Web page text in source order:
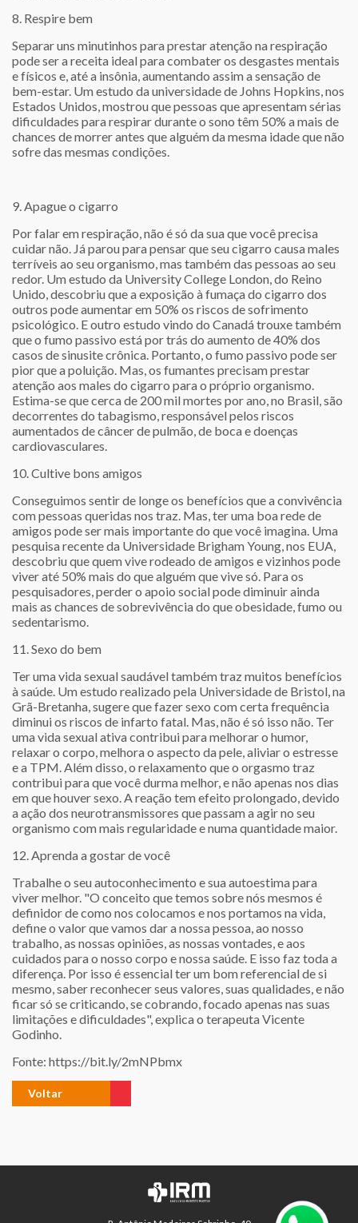
8. Respire bem
Separar uns minutinhos para prestar atenção na respiração
pode ser a receita ideal para combater os desgastes mentais
e físicos e, até a insônia, aumentando assim a sensação de
bem-estar. Um estudo da universidade de Johns Hopkins, nos
Estados Unidos, mostrou que pessoas que apresentam sérias
dificuldades para respirar durante o sono têm 50% a mais de
chances de morrer antes que alguém da mesma idade que não
sofre das mesmas condições.
9. Apague o cigarro
Por falar em respiração, não é só da sua que você precisa
cuidar não. Já parou para pensar que seu cigarro causa males
terríveis ao seu organismo, mas também das pessoas ao seu
redor. Um estudo da University College London, do Reino
Unido, descobriu que a exposição à fumaça do cigarro dos
outros pode aumentar em 50% os riscos de sofrimento
psicológico. E outro estudo vindo do Canadá trouxe também
que o fumo passivo está por trás do aumento de 40% dos
casos de sinusite crônica. Portanto, o fumo passivo pode ser
pior que a poluição. Mas, os fumantes precisam prestar
atenção aos males do cigarro para o próprio organismo.
Estima-se que cerca de 200 mil mortes por ano, no Brasil, são
decorrentes do tabagismo, responsável pelos riscos
aumentados de câncer de pulmão, de boca e doenças
cardiovasculares.
10. Cultive bons amigos
Conseguimos sentir de longe os benefícios que a convivência
com pessoas queridas nos traz. Mas, ter uma boa rede de
amigos pode ser mais importante do que você imagina. Uma
pesquisa recente da Universidade Brigham Young, nos EUA,
descobriu que quem vive rodeado de amigos e vizinhos pode
viver até 50% mais do que alguém que vive só. Para os
pesquisadores, perder o apoio social pode diminuir ainda
mais as chances de sobrevivência do que obesidade, fumo ou
sedentarismo.
11. Sexo do bem
Ter uma vida sexual saudável também traz muitos benefícios
à saúde. Um estudo realizado pela Universidade de Bristol, na
Grã-Bretanha, sugere que fazer sexo com certa frequência
diminui os riscos de infarto fatal. Mas, não é só isso não. Ter
uma vida sexual ativa contribui para melhorar o humor,
relaxar o corpo, melhora o aspecto da pele, aliviar o estresse
e a TPM. Além disso, o relaxamento que o orgasmo traz
contribui para que você durma melhor, e não apenas nos dias
em que houver sexo. A reação tem efeito prolongado, devido
a ação dos neurotransmissores que passam a agir no seu
organismo com mais regularidade e numa quantidade maior.
12. Aprenda a gostar de você
Trabalhe o seu autoconhecimento e sua autoestima para
viver melhor. "O conceito que temos sobre nós mesmos é
definidor de como nos colocamos e nos portamos na vida,
define o valor que vamos dar a nossa pessoa, ao nosso
trabalho, as nossas opiniões, as nossas vontades, e aos
cuidados para o nosso corpo e nossa saúde. E isso faz toda a
diferença. Por isso é essencial ter um bom referencial de si
mesmo, saber reconhecer seus valores, suas qualidades, e não
ficar só se criticando, se cobrando, focado apenas nas suas
limitações e dificuldades", explica o terapeuta Vicente
Godinho.
Fonte: https://bit.ly/2mNPbmx
Voltar